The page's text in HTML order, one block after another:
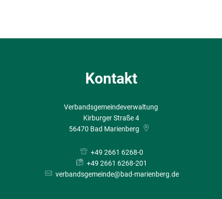
Kontakt
Verbandsgemeindeverwaltung
Kirburger Straße 4
56470 Bad Marienberg
+49 2661 6268-0
+49 2661 6268-201
verbandsgemeinde@bad-marienberg.de